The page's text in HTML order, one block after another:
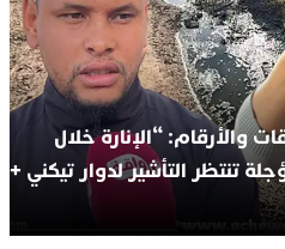
والأرقام: “الإنارة خلال
تنتظر التأشير لدوار تيكني +